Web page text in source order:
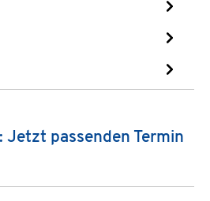
Jetzt passenden Termin